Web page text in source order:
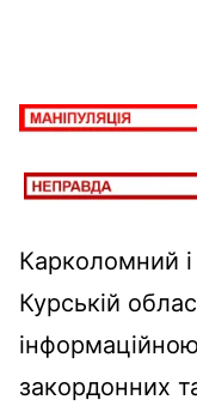
Карколомний
Курській
закордонних